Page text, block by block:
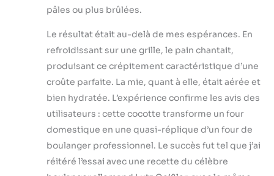
pâles ou plus brûlées.
Le résultat était au-delà de mes espérances. En
refroidissant sur une grille, le pain chantait,
produisant ce crépitement caractéristique d’une
croûte parfaite. La mie, quant à elle, était aérée et
bien hydratée. L’expérience confirme les avis des
utilisateurs : cette cocotte transforme un four
domestique en une quasi-réplique d’un four de
boulanger professionnel. Le succès fut tel que j’ai
réitéré l’essai avec une recette du célèbre